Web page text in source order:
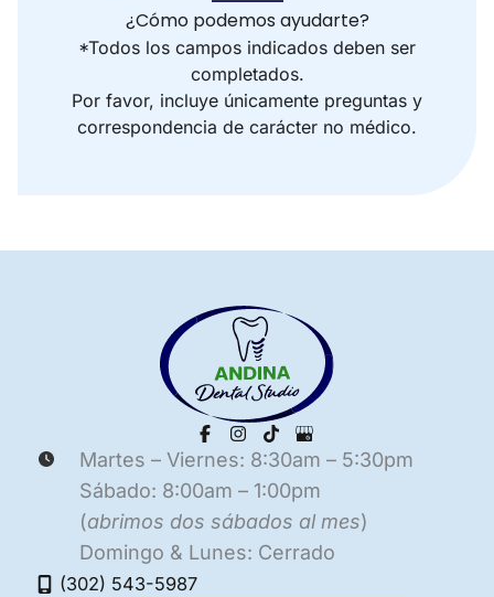
¿Cómo podemos ayudarte?
*Todos los campos indicados deben ser
completados.
Por favor, incluye únicamente preguntas y
correspondencia de carácter no médico.
Martes – Viernes: 8:30am – 5:30pm
Sábado: 8:00am – 1:00pm
(abrimos dos sábados al mes)
Domingo & Lunes: Cerrado
(302) 543-5987